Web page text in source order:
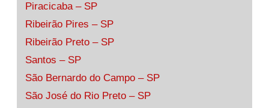
Piracicaba – SP
Ribeirão Pires – SP
Ribeirão Preto – SP
Santos – SP
São Bernardo do Campo – SP
São José do Rio Preto – SP